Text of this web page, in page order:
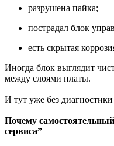
разрушена пайка;
пострадал блок
есть скрытая
Иногда блок выглядит
между слоями платы.
И тут уже без
Почему
сервиса”